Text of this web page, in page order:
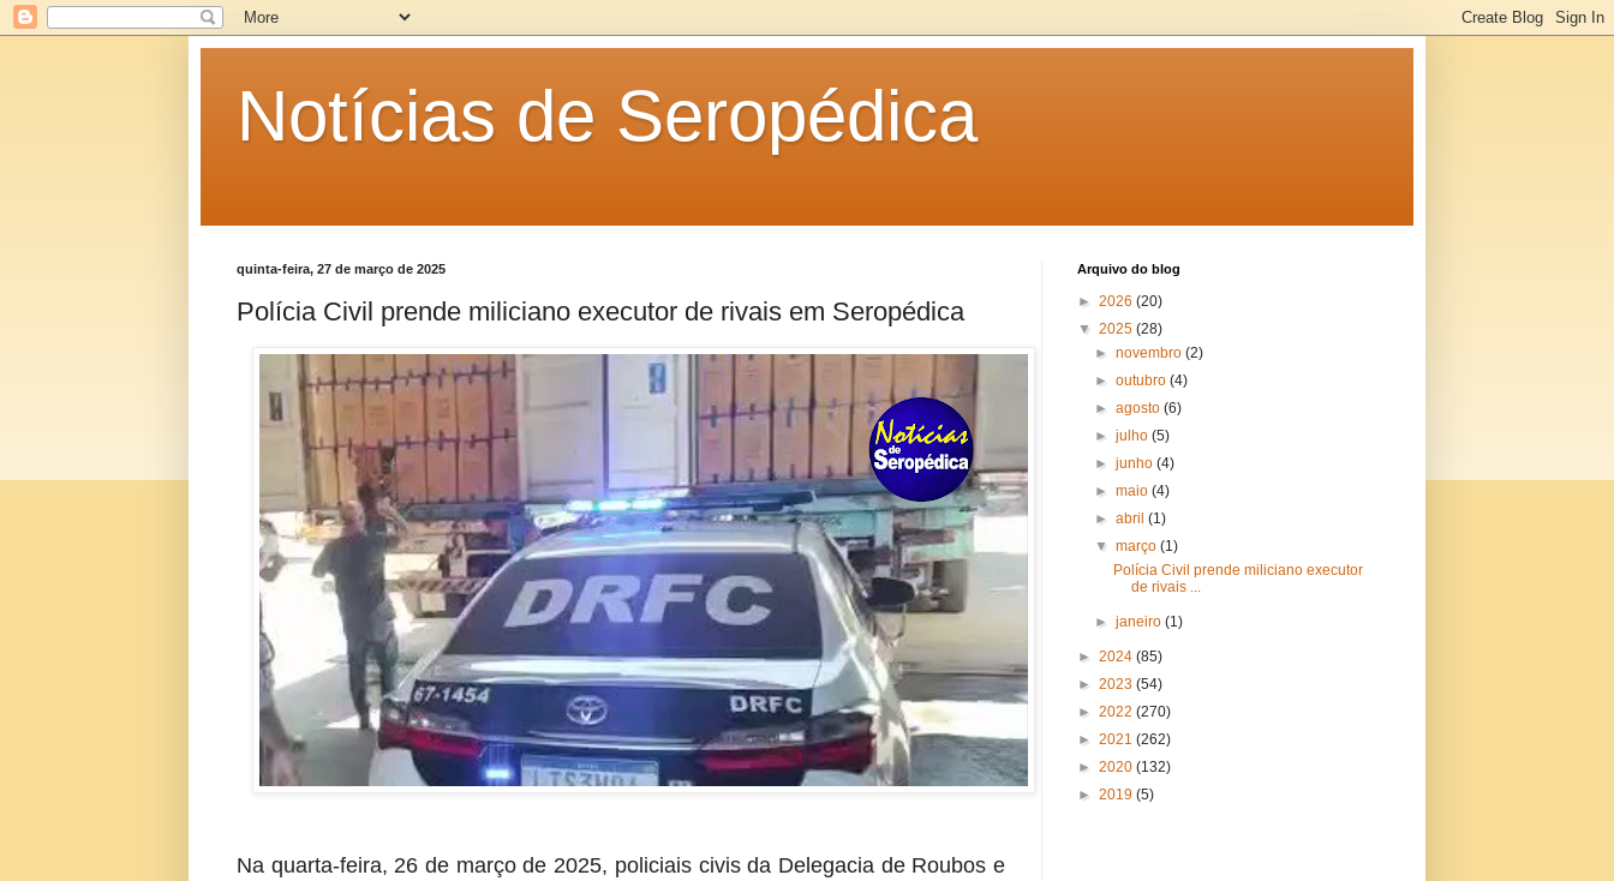
Notícias de Seropédica
quinta-feira, 27 de março de 2025
Polícia Civil prende miliciano executor de rivais em Seropédica
Na quarta-feira, 26 de março de 2025, policiais civis da Delegacia de Roubos e
Arquivo do blog
► 2026 (20)
▼ 2025 (28)
►novembro(2)
►outubro(4)
►agosto(6)
►julho(5)
►junho(4)
►maio(4)
►abril(1)
▼março(1)
Polícia Civil prende miliciano executor
de rivais ...
►janeiro(1)
► 2024 (85)
► 2023 (54)
► 2022 (270)
► 2021 (262)
► 2020 (132)
► 2019 (5)